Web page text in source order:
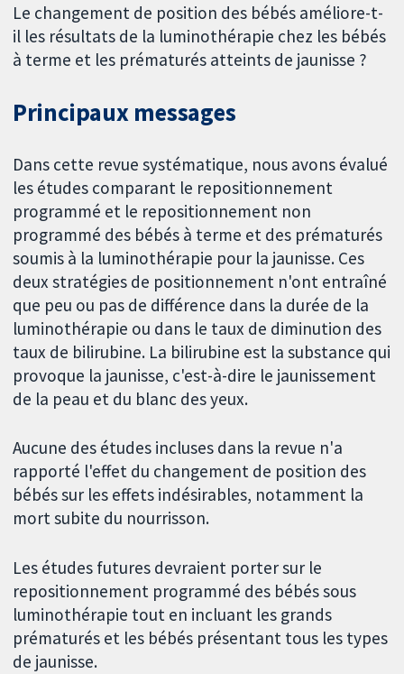
Le changement de position des bébés améliore-t-
il les résultats de la luminothérapie chez les bébés
à terme et les prématurés atteints de jaunisse ?
Principaux messages
Dans cette revue systématique, nous avons évalué
les études comparant le repositionnement
programmé et le repositionnement non
programmé des bébés à terme et des prématurés
soumis à la luminothérapie pour la jaunisse. Ces
deux stratégies de positionnement n'ont entraîné
que peu ou pas de différence dans la durée de la
luminothérapie ou dans le taux de diminution des
taux de bilirubine. La bilirubine est la substance qui
provoque la jaunisse, c'est-à-dire le jaunissement
de la peau et du blanc des yeux.
Aucune des études incluses dans la revue n'a
rapporté l'effet du changement de position des
bébés sur les effets indésirables, notamment la
mort subite du nourrisson.
Les études futures devraient porter sur le
repositionnement programmé des bébés sous
luminothérapie tout en incluant les grands
prématurés et les bébés présentant tous les types
de jaunisse.